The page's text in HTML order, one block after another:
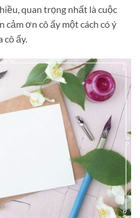
quan trọng nhất là cuộc
cảm ơn cô ấy một cách có ý
cô ấy.